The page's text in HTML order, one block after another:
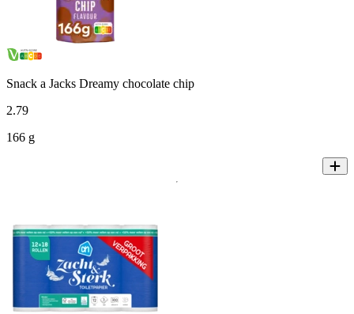
Snack a Jacks Dreamy chocolate chip
2.79
166 g